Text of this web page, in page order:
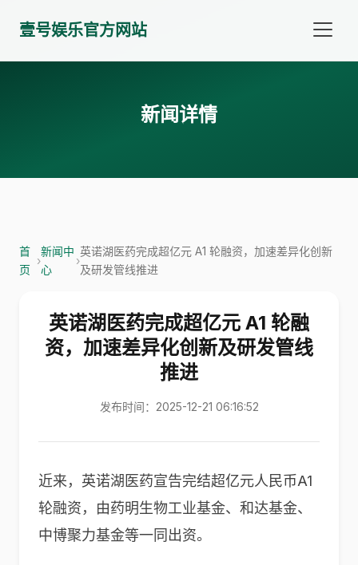
壹号娱乐官方网站
新闻详情
首
页
›
新闻中
心
›
英诺湖医药完成超亿元 A1 轮融资，加速差异化创新
及研发管线推进
英诺湖医药完成超亿元 A1 轮融
资，加速差异化创新及研发管线
推进
发布时间：2025-12-21 06:16:52
近来，英诺湖医药宣告完结超亿元人民币A1
轮融资，由药明生物工业基金、和达基金、
中博聚力基金等一同出资。